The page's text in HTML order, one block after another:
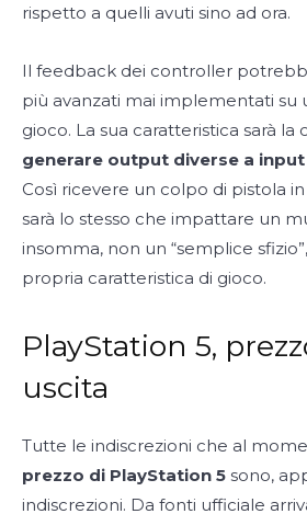
rispetto a quelli avuti sino ad ora.
Il feedback dei controller
più avanzati mai implementati su
gioco. La sua caratteristica sarà la
generare output diverse a
Così ricevere un colpo di pistola
sarà lo stesso che impattare un
insomma, non un “semplice
propria caratteristica di gioco.
PlayStation 5,
uscita
Tutte le indiscrezioni che al
prezzo di PlayStation 5 sono,
indiscrezioni. Da fonti ufficiale